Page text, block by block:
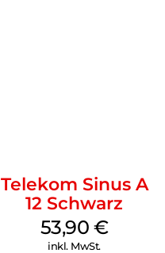
Telekom Sinus A
12 Schwarz
53,90 €
inkl. MwSt.